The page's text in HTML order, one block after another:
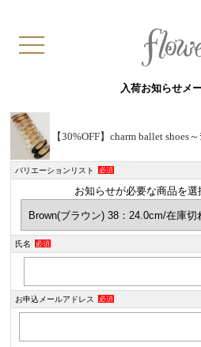
入荷お知らせメ
【30%OFF】charm ballet shoes
バリエーションリスト 必須
お知らせが必要な商品を選
氏名 必須
お申込メールアドレス 必須